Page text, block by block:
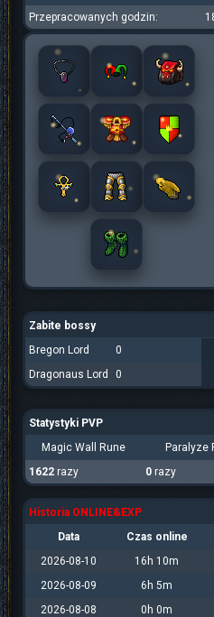
Przepracowanych godzin:
Zabite bossy
Bregon Lord
0
Dragonaus Lord
0
Statystyki PVP
Magic Wall Rune
Paralyze
1622 razy 0 razy
Historia ONLINE&EXP
Data
Czas online
2026-08-10
16h 10m
2026-08-09
6h 5m
2026-08-08
0h 0m